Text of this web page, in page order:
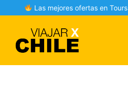
to
Las mejores ofertas en Tours